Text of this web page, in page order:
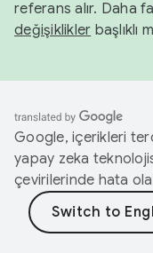
referans alır. Daha
değişiklikler başlıklı
Google, içerikleri
yapay zeka
çevirilerinde hata